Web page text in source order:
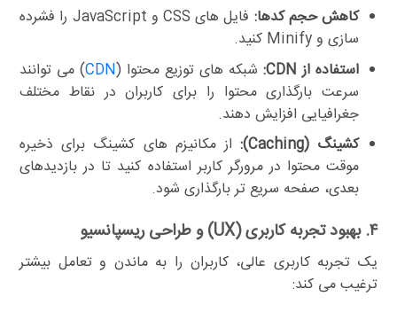
کاهش حجم کدها:
فایل های CSS و JavaScript را فشرده
سازی و Minify کنید.
استفاده از CDN:
شبکه های توزیع محتوا (CDN) می توانند
سرعت بارگذاری محتوا را برای کاربران در نقاط مختلف
جغرافیایی افزایش دهند.
کشینگ (Caching):
از مکانیزم های کشینگ برای ذخیره
موقت محتوا در مرورگر کاربر استفاده کنید تا در بازدیدهای
بعدی، صفحه سریع تر بارگذاری شود.
۴. بهبود تجربه کاربری (UX) و طراحی ریسپانسیو
یک تجربه کاربری عالی، کاربران را به ماندن و تعامل بیشتر
ترغیب می کند: